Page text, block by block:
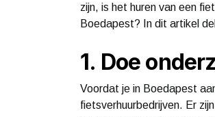
zijn, is het huren van een
Boedapest? In dit artikel
1. Doe
Voordat je in Boedapest
fietsverhuurbedrijven. Er